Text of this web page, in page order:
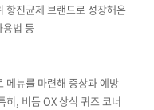
항진균제 브랜드로 성장해온
용법 등
메뉴를 마련해 증상과 예방
히, 비듬 OX 상식 퀴즈 코너